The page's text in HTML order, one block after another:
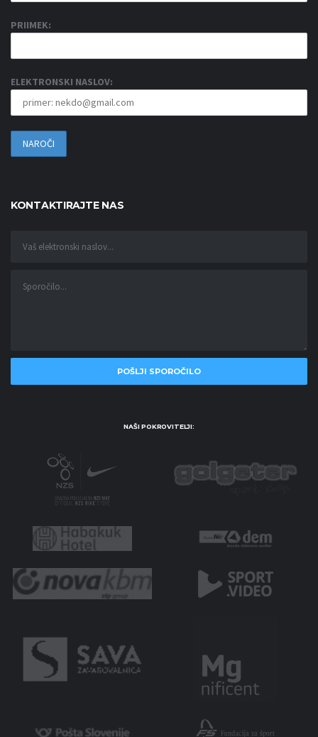
PRIIMEK:
ELEKTRONSKI NASLOV:
KONTAKTIRAJTE NAS
NAŠI POKROVITELJI: